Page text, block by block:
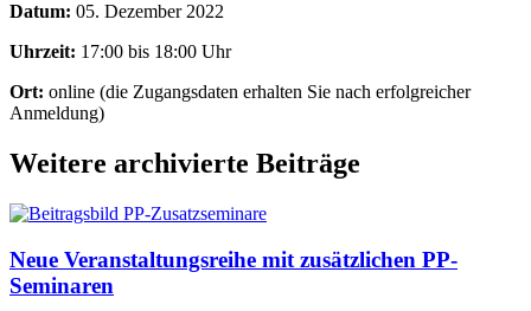
Datum: 05. Dezember 2022
Uhrzeit: 17:00 bis 18:00 Uhr
Ort: online (die Zugangsdaten erhalten Sie nach erfolgreicher
Anmeldung)
Weitere archivierte Beiträge
Neue Veranstaltungsreihe mit zusätzlichen PP-
Seminaren